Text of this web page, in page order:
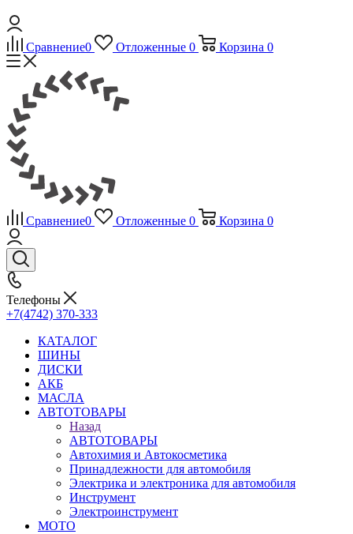
Сравнение0 Отложенные 0 Корзина 0
Сравнение0 Отложенные 0 Корзина 0
Телефоны
+7(4742) 370-333
КАТАЛОГ
ШИНЫ
ДИСКИ
АКБ
МАСЛА
АВТОТОВАРЫ
Назад
АВТОТОВАРЫ
Автохимия и Автокосметика
Принадлежности для автомобиля
Электрика и электроника для автомобиля
Инструмент
Электроинструмент
МОТО